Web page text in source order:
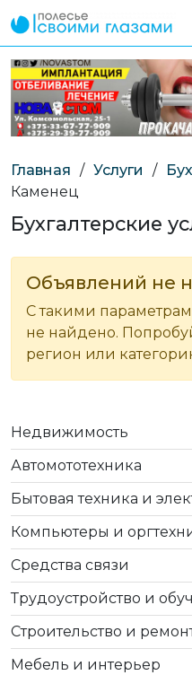
Главная / Услуги /
Каменец
Бухгалтерские
Объявлений не
С такими
не найдено.
регион или
Недвижимость
Автомототехника
Бытовая техника и
Компьютеры и
Средства связи
Трудоустройство и
Строительство и
Мебель и интерьер